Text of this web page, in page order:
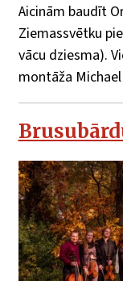
Aicinām baudīt
Ziemassvētku
vācu dziesma).
montāža